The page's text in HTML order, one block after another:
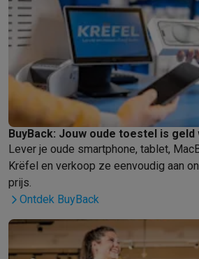
BuyBack: Jouw oude toestel is geld
Lever je oude smartphone, tablet,
Krëfel en verkoop ze eenvoudig aan
prijs.
Ontdek BuyBack